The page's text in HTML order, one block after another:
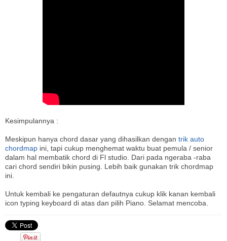
Kesimpulannya :
Meskipun hanya chord dasar yang dihasilkan dengan trik auto
chordmap ini, tapi cukup menghemat waktu buat pemula / senior
dalam hal membatik chord di Fl studio. Dari pada ngeraba -raba
cari chord sendiri bikin pusing. Lebih baik gunakan trik chordmap
ini.
Untuk kembali ke pengaturan defautnya cukup klik kanan kembali
icon typing keyboard di atas dan pilih Piano. Selamat mencoba.